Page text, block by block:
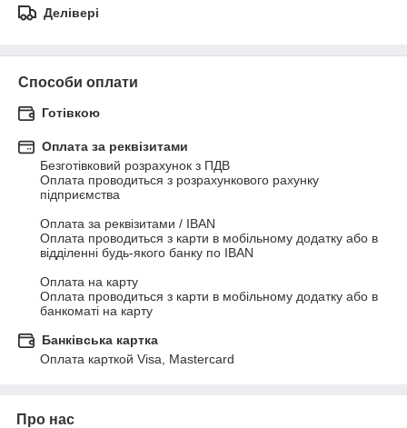
Делівері
Способи оплати
Готівкою
Оплата за реквізитами
Безготівковий розрахунок з ПДВ
Оплата проводиться з розрахункового рахунку
підприємства
Оплата за реквізитами / IBAN
Оплата проводиться з карти в мобільному додатку або в
відділенні будь-якого банку по IBAN
Оплата на карту
Оплата проводиться з карти в мобільному додатку або в
банкоматі на карту
Банківська картка
Оплата карткой Visa, Mastercard
Про нас